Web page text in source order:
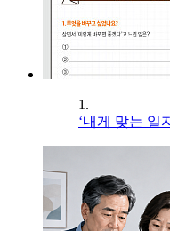
1.
‘내게 맞는 일